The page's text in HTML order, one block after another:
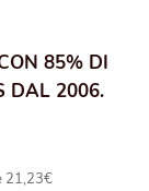
85% DI
DAL 2006.
21,23€